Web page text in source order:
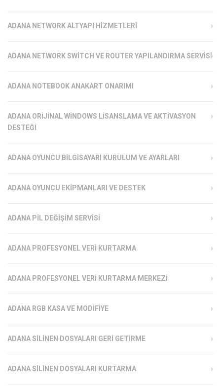
ADANA NETWORK ALTYAPI HIZMETLERI
ADANA NETWORK SWITCH VE ROUTER YAPILANDIRMA SERVISI
ADANA NOTEBOOK ANAKART ONARIMI
ADANA ORIJINAL WINDOWS LISANSLAMA VE AKTIVASYON
DESTEĞI
ADANA OYUNCU BILGISAYARI KURULUM VE AYARLARI
ADANA OYUNCU EKIPMANLARI VE DESTEK
ADANA PIL DEĞIŞIM SERVISI
ADANA PROFESYONEL VERI KURTARMA
ADANA PROFESYONEL VERI KURTARMA MERKEZI
ADANA RGB KASA VE MODIFIYE
ADANA SILINEN DOSYALARI GERI GETIRME
ADANA SILINEN DOSYALARI KURTARMA